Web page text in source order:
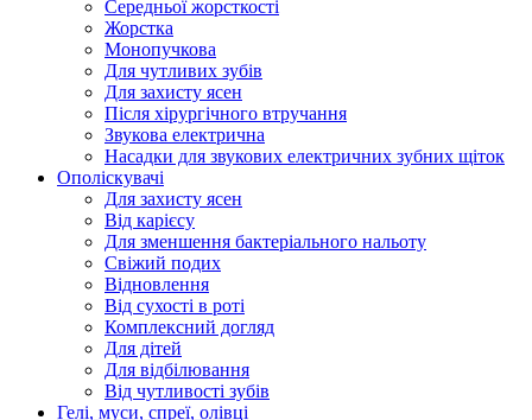
Середньої жорсткості
Жорстка
Монопучкова
Для чутливих зубів
Для захисту ясен
Після хірургічного втручання
Звукова електрична
Насадки для звукових електричних зубних щіток
Ополіскувачі
Для захисту ясен
Від карієсу
Для зменшення бактеріального нальоту
Свіжий подих
Відновлення
Від сухості в роті
Комплексний догляд
Для дітей
Для відбілювання
Від чутливості зубів
Гелі, муси, спреї, олівці